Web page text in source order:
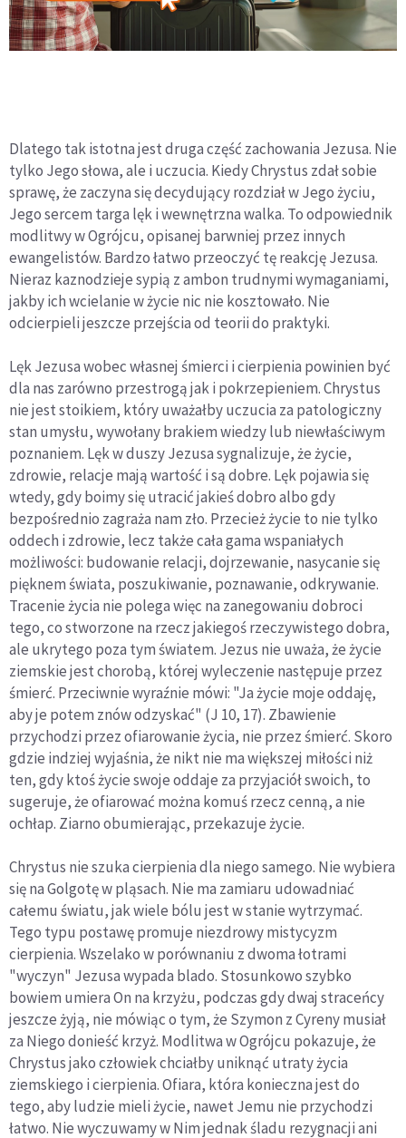
Dlatego tak istotna jest druga część zachowania Jezusa. Nie
tylko Jego słowa, ale i uczucia. Kiedy Chrystus zdał sobie
sprawę, że zaczyna się decydujący rozdział w Jego życiu,
Jego sercem targa lęk i wewnętrzna walka. To odpowiednik
modlitwy w Ogrójcu, opisanej barwniej przez innych
ewangelistów. Bardzo łatwo przeoczyć tę reakcję Jezusa.
Nieraz kaznodzieje sypią z ambon trudnymi wymaganiami,
jakby ich wcielanie w życie nic nie kosztowało. Nie
odcierpieli jeszcze przejścia od teorii do praktyki.
Lęk Jezusa wobec własnej śmierci i cierpienia powinien być
dla nas zarówno przestrogą jak i pokrzepieniem. Chrystus
nie jest stoikiem, który uważałby uczucia za patologiczny
stan umysłu, wywołany brakiem wiedzy lub niewłaściwym
poznaniem. Lęk w duszy Jezusa sygnalizuje, że życie,
zdrowie, relacje mają wartość i są dobre. Lęk pojawia się
wtedy, gdy boimy się utracić jakieś dobro albo gdy
bezpośrednio zagraża nam zło. Przecież życie to nie tylko
oddech i zdrowie, lecz także cała gama wspaniałych
możliwości: budowanie relacji, dojrzewanie, nasycanie się
pięknem świata, poszukiwanie, poznawanie, odkrywanie.
Tracenie życia nie polega więc na zanegowaniu dobroci
tego, co stworzone na rzecz jakiegoś rzeczywistego dobra,
ale ukrytego poza tym światem. Jezus nie uważa, że życie
ziemskie jest chorobą, której wyleczenie następuje przez
śmierć. Przeciwnie wyraźnie mówi: "Ja życie moje oddaję,
aby je potem znów odzyskać" (J 10, 17). Zbawienie
przychodzi przez ofiarowanie życia, nie przez śmierć. Skoro
gdzie indziej wyjaśnia, że nikt nie ma większej miłości niż
ten, gdy ktoś życie swoje oddaje za przyjaciół swoich, to
sugeruje, że ofiarować można komuś rzecz cenną, a nie
ochłap. Ziarno obumierając, przekazuje życie.
Chrystus nie szuka cierpienia dla niego samego. Nie wybiera
się na Golgotę w pląsach. Nie ma zamiaru udowadniać
całemu światu, jak wiele bólu jest w stanie wytrzymać.
Tego typu postawę promuje niezdrowy mistycyzm
cierpienia. Wszelako w porównaniu z dwoma łotrami
"wyczyn" Jezusa wypada blado. Stosunkowo szybko
bowiem umiera On na krzyżu, podczas gdy dwaj straceńcy
jeszcze żyją, nie mówiąc o tym, że Szymon z Cyreny musiał
za Niego donieść krzyż. Modlitwa w Ogrójcu pokazuje, że
Chrystus jako człowiek chciałby uniknąć utraty życia
ziemskiego i cierpienia. Ofiara, która konieczna jest do
tego, aby ludzie mieli życie, nawet Jemu nie przychodzi
łatwo. Nie wyczuwamy w Nim jednak śladu rezygnacji ani